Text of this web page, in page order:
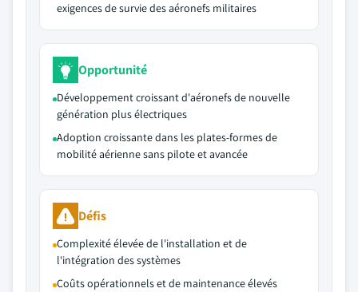
exigences de survie des aéronefs militaires
Opportunité
Développement croissant d'aéronefs de nouvelle
génération plus électriques
Adoption croissante dans les plates-formes de
mobilité aérienne sans pilote et avancée
Défis
Complexité élevée de l'installation et de
l'intégration des systèmes
Coûts opérationnels et de maintenance élevés